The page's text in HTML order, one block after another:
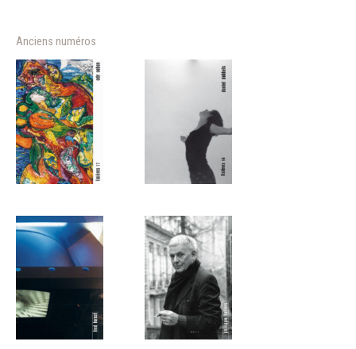
Anciens numéros